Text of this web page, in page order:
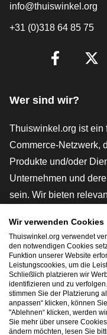
info@thuiswinkel.org
+31 (0)318 64 85 75
Wer sind wir?
Thuiswinkel.org ist ein
Commerce-Netzwerk,
Produkte und/oder
Unternehmen und
sein. Wir bieten
rechtlichen
Interessenvertretung,
eine eigene
Academy.
Schnelles
Wir verwenden Cookies
Thuiswinkel.org verwendet
den notwendigen Cookies
Funktion unserer Website
Leistungscookies, um die
Schließlich platzieren wir
identifizieren und zu
stimmen Sie der Platzierung
anpassen“ klicken, können
"Ablehnen“ klicken, werden
Sie mehr über unsere
ändern möchten, lesen Sie